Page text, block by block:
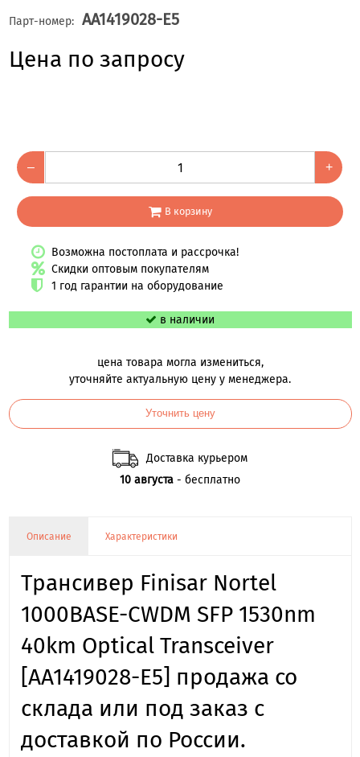
Парт-номер: AA1419028-E5
Цена по запросу
– +
В корзину
Возможна постоплата и рассрочка!
Скидки оптовым покупателям
1 год гарантии на оборудование
в наличии
цена товара могла измениться,
уточняйте актуальную цену у менеджера.
Уточнить цену
Доставка курьером
10 августа - бесплатно
Описание Характеристики
Трансивер Finisar Nortel
1000BASE-CWDM SFP 1530nm
40km Optical Transceiver
[AA1419028-E5] продажа со
склада или под заказ с
доставкой по России.